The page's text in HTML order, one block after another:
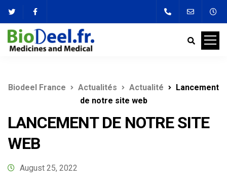
Biodeel France Actualités Actualité
Lancement
de notre site web
LANCEMENT DE NOTRE SITE
WEB
August 25, 2022